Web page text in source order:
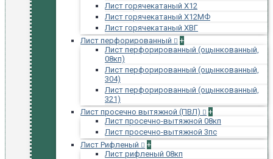
Лист горячекатаный Х12
Лист горячекатаный Х12МФ
Лист горячекатаный ХВГ
Лист перфорированный
+
Лист перфорированный (оцынкованный,
08кп)
Лист перфорированный (оцынкованный,
304)
Лист перфорированный (оцынкованный,
321)
Лист просечно вытяжной (ПВЛ)
+
Лист просечно-вытяжной 08кп
Лист просечно-вытяжной 3пс
Лист Рифленый
+
Лист рифленый 08кп